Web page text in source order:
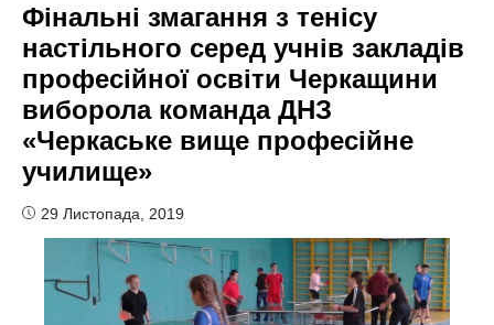
Фінальні змагання з тенісу
настільного серед учнів закладів
професійної освіти Черкащини
виборола команда ДНЗ
«Черкаське вище професійне
училище»
29 Листопада, 2019